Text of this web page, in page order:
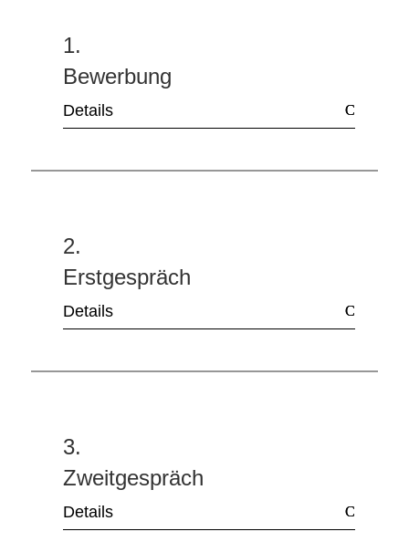
1.
Bewerbung
Details
2.
Erstgespräch
Details
3.
Zweitgespräch
Details